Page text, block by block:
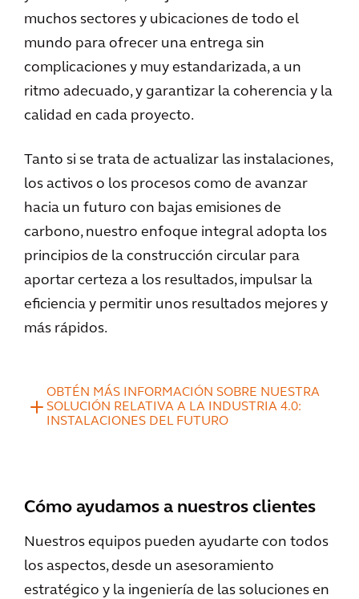
muchos sectores y ubicaciones de todo el
mundo para ofrecer una entrega sin
complicaciones y muy estandarizada, a un
ritmo adecuado, y garantizar la coherencia y la
calidad en cada proyecto.
Tanto si se trata de actualizar las instalaciones,
los activos o los procesos como de avanzar
hacia un futuro con bajas emisiones de
carbono, nuestro enfoque integral adopta los
principios de la construcción circular para
aportar certeza a los resultados, impulsar la
eficiencia y permitir unos resultados mejores y
más rápidos.
OBTÉN MÁS INFORMACIÓN SOBRE NUESTRA
SOLUCIÓN RELATIVA A LA INDUSTRIA 4.0:
INSTALACIONES DEL FUTURO
Cómo ayudamos a nuestros clientes
Nuestros equipos pueden ayudarte con todos
los aspectos, desde un asesoramiento
estratégico y la ingeniería de las soluciones en